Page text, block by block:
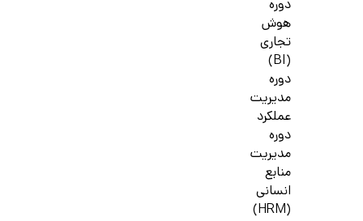
دوره
هوش
تجاری
(BI)
دوره
مدیریت
عملکرد
دوره
مدیریت
منابع
انسانی
(HRM)